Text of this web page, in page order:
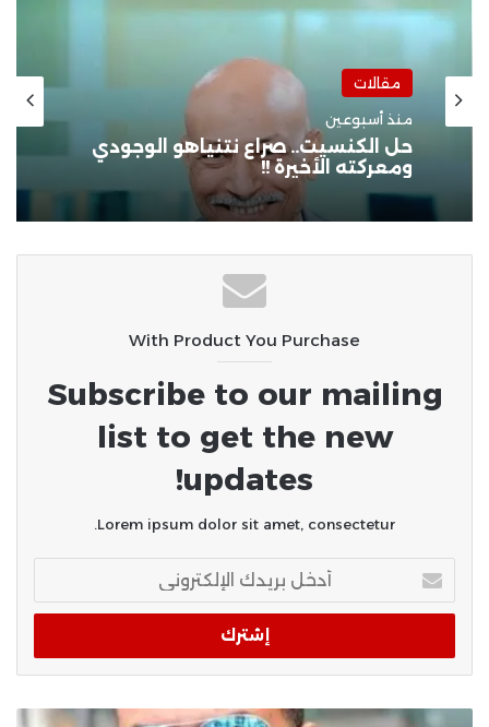
مقالات
منذ 3 أسابيع
سوبرمان مصر!!
With Product You Purchase
Subscribe to our mailing
list to get the new
updates!
Lorem ipsum dolor sit amet, consectetur.
بريدك
الإلكتروني